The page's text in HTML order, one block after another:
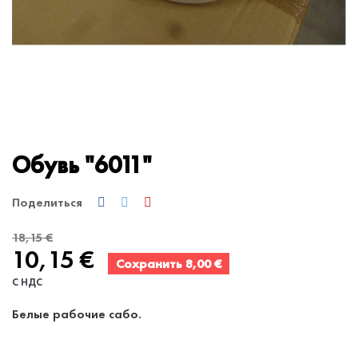
Обувь "6011"
Поделиться
18,15 €
10,15 € Сохранить 8,00 €
С НДС
Белые рабочие сабо.